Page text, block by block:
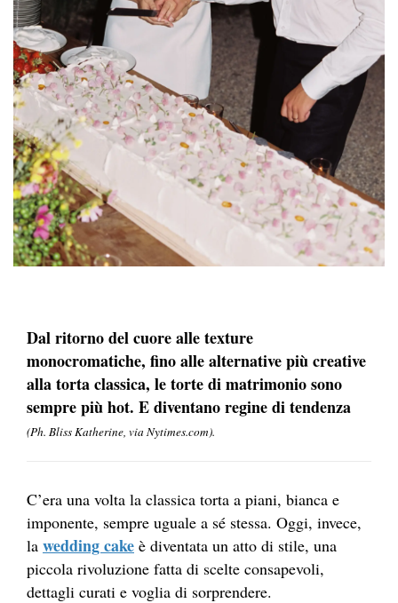
Dal ritorno del cuore alle texture
monocromatiche, fino alle alternative più creative
alla torta classica, le torte di matrimonio sono
sempre più hot. E diventano regine di tendenza
(Ph. Bliss Katherine, via Nytimes.com).
C’era una volta la classica torta a piani, bianca e
imponente, sempre uguale a sé stessa. Oggi, invece,
la wedding cake è diventata un atto di stile, una
piccola rivoluzione fatta di scelte consapevoli,
dettagli curati e voglia di sorprendere.